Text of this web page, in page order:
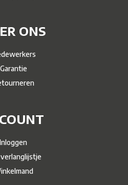
ONS
Garantie
Inloggen